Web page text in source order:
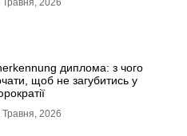
Травня, 2026
диплома: з чого
щоб не загубитись у
Травня, 2026